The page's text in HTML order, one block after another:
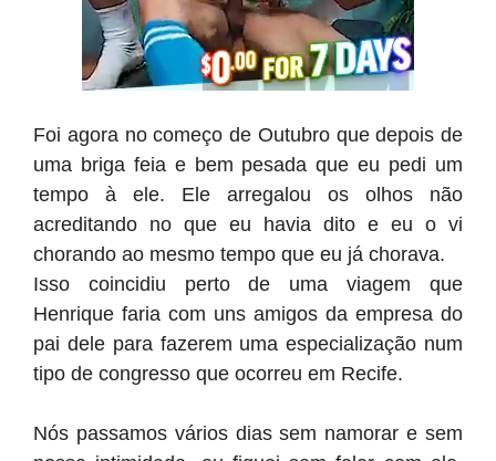
Foi agora no começo de Outubro que depois de
uma briga feia e bem pesada que eu pedi um
tempo à ele. Ele arregalou os olhos não
acreditando no que eu havia dito e eu o vi
chorando ao mesmo tempo que eu já chorava.
Isso coincidiu perto de uma viagem que
Henrique faria com uns amigos da empresa do
pai dele para fazerem uma especialização num
tipo de congresso que ocorreu em Recife.
Nós passamos vários dias sem namorar e sem